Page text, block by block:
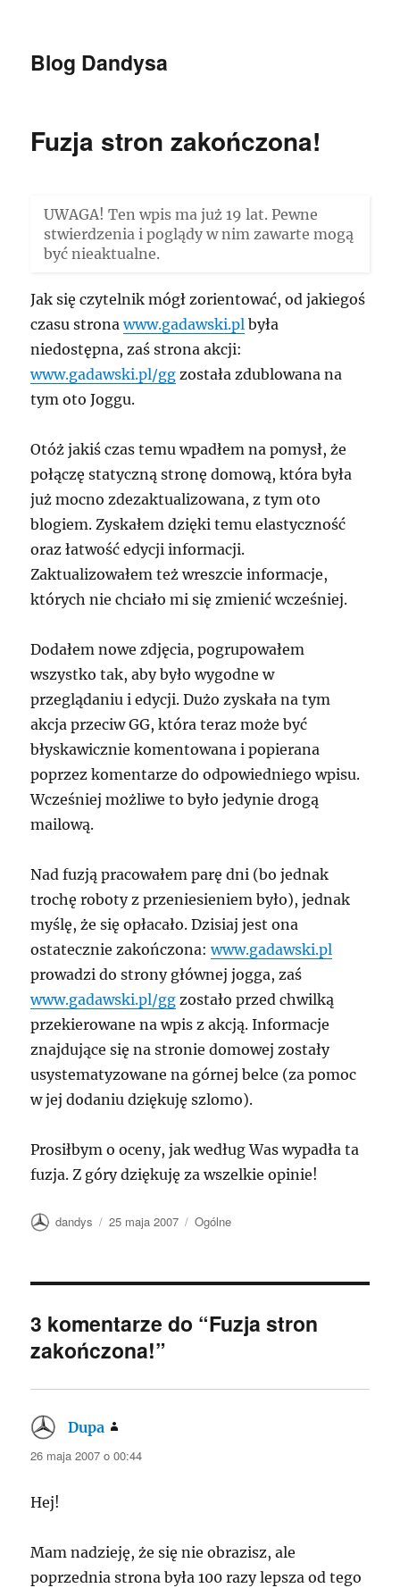
Blog Dandysa
Fuzja stron zakończona!
UWAGA! Ten wpis ma już 19 lat. Pewne
stwierdzenia i poglądy w nim zawarte mogą
być nieaktualne.
Jak się czytelnik mógł zorientować, od jakiegoś
czasu stronawww.gadawski.pl była
niedostępna, zaś strona akcji:
www.gadawski.pl/gg została zdublowana na
tym oto Joggu.
Otóż jakiś czas temu wpadłem na pomysł, że
połączę statyczną stronę domową, która była
już mocno zdezaktualizowana, z tym oto
blogiem. Zyskałem dzięki temu elastyczność
oraz łatwość edycji informacji.
Zaktualizowałem też wreszcie informacje,
których nie chciało mi się zmienić wcześniej.
Dodałem nowe zdjęcia, pogrupowałem
wszystko tak, aby było wygodne w
przeglądaniu i edycji. Dużo zyskała na tym
akcja przeciw GG, która teraz może być
błyskawicznie komentowana i popierana
poprzez komentarze do odpowiedniego wpisu.
Wcześniej możliwe to było jedynie drogą
mailową.
Nad fuzją pracowałem parę dni (bo jednak
trochę roboty z przeniesieniem było), jednak
myślę, że się opłacało. Dzisiaj jest ona
ostatecznie zakończona:www.gadawski.pl
prowadzi do strony głównej jogga, zaś
www.gadawski.pl/gg zostało przed chwilką
przekierowane na wpis z akcją. Informacje
znajdujące się na stronie domowej zostały
usystematyzowane na górnej belce (za pomoc
w jej dodaniu dziękuję szlomo).
Prosiłbym o oceny, jak według Was wypadła ta
fuzja. Z góry dziękuję za wszelkie opinie!
Autor
dandys
Data
25 maja 2007 Kategorie
Ogólne
3 komentarze do “Fuzja stron
zakończona!”
Dupa
26 maja 2007 o 00:44
Hej!
Mam nadzieję, że się nie obrazisz, ale
poprzednia strona była 100 razy lepsza od tego